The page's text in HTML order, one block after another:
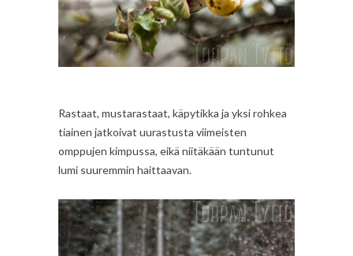
Rastaat, mustarastaat, käpytikka ja yksi rohkea
tiainen jatkoivat uurastusta viimeisten
omppujen kimpussa, eikä niitäkään tuntunut
lumi suuremmin haittaavan.